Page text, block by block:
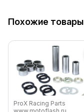
Похожие товары
ProX Racing Parts